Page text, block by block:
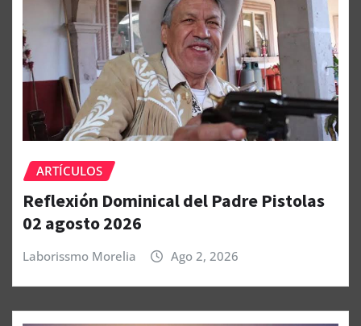
ARTÍCULOS
Reflexión Dominical del Padre Pistolas
02 agosto 2026
Laborissmo Morelia Ago 2, 2026